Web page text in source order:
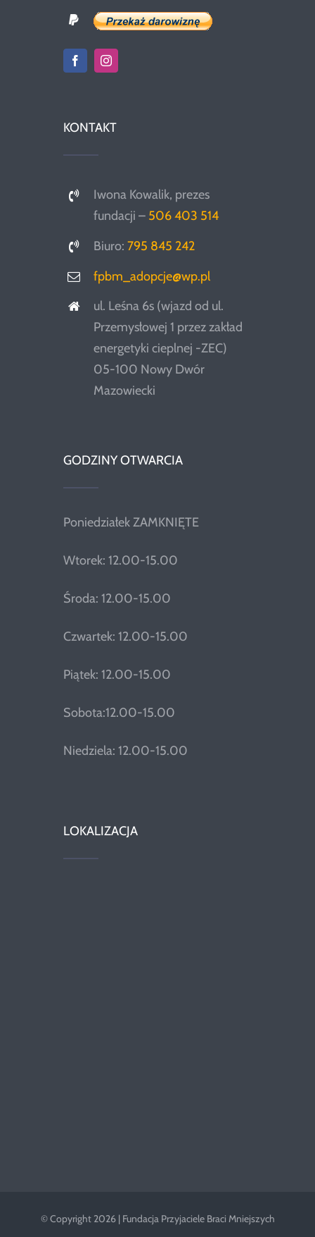
KONTAKT
Iwona Kowalik, prezes
fundacji – 506 403 514
Biuro:795 845 242
fpbm_adopcje@wp.pl
ul. Leśna 6s (wjazd od ul.
Przemysłowej 1 przez zakład
energetyki cieplnej -ZEC)
05-100 Nowy Dwór
Mazowiecki
GODZINY OTWARCIA
Poniedziałek ZAMKNIĘTE
Wtorek: 12.00-15.00
Środa: 12.00-15.00
Czwartek: 12.00-15.00
Piątek: 12.00-15.00
Sobota:12.00-15.00
Niedziela: 12.00-15.00
LOKALIZACJA
© Copyright 2026 | Fundacja Przyjaciele Braci Mniejszych